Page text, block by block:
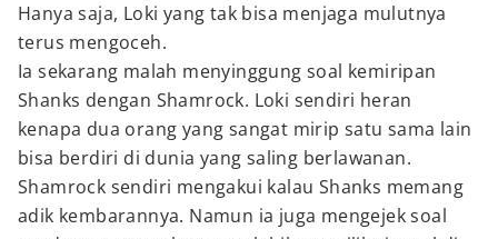
Hanya saja, Loki yang tak bisa menjaga mulutnya
terus mengoceh.
Ia sekarang malah menyinggung soal kemiripan
Shanks dengan Shamrock. Loki sendiri heran
kenapa dua orang yang sangat mirip satu sama lain
bisa berdiri di dunia yang saling berlawanan.
Shamrock sendiri mengakui kalau Shanks memang
adik kembarannya. Namun ia juga mengejek soal